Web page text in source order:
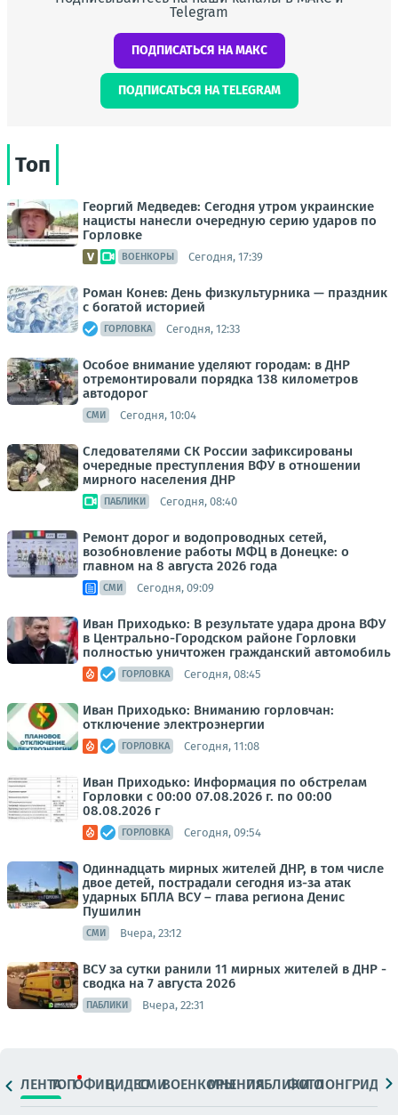
Telegram
ПОДПИСАТЬСЯ НА МАКС
ПОДПИСАТЬСЯ НА TELEGRAM
Топ
Георгий Медведев: Сегодня утром украинские
нацисты нанесли очередную серию ударов по
Горловке
ВОЕНКОРЫ Сегодня, 17:39
Роман Конев: День физкультурника — праздник
с богатой историей
ГОРЛОВКА Сегодня, 12:33
Особое внимание уделяют городам: в ДНР
отремонтировали порядка 138 километров
автодорог
СМИ Сегодня, 10:04
Следователями СК России зафиксированы
очередные преступления ВФУ в отношении
мирного населения ДНР
ПАБЛИКИ Сегодня, 08:40
Ремонт дорог и водопроводных сетей,
возобновление работы МФЦ в Донецке: о
главном на 8 августа 2026 года
СМИ Сегодня, 09:09
Иван Приходько: В результате удара дрона ВФУ
в Центрально-Городском районе Горловки
полностью уничтожен гражданский автомобиль
ГОРЛОВКА Сегодня, 08:45
Иван Приходько: Вниманию горловчан:
отключение электроэнергии
ГОРЛОВКА Сегодня, 11:08
Иван Приходько: Информация по обстрелам
Горловки с 00:00 07.08.2026 г. по 00:00
08.08.2026 г
ГОРЛОВКА Сегодня, 09:54
Одиннадцать мирных жителей ДНР, в том числе
двое детей, пострадали сегодня из-за атак
ударных БПЛА ВСУ – глава региона Денис
Пушилин
СМИ Вчера, 23:12
ВСУ за сутки ранили 11 мирных жителей в ДНР -
сводка на 7 августа 2026
ПАБЛИКИ Вчера, 22:31
ЛЕНТАТОПОФИЦ.ВИДЕОСМИВОЕНКОРЫМНЕНИЯПАБЛИКИ
ФОТОЛОНГРИДЫ